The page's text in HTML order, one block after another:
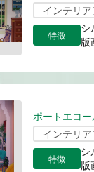
インテリア
特徴
シ
版
ポートエコ
インテリア
特徴
シ
版